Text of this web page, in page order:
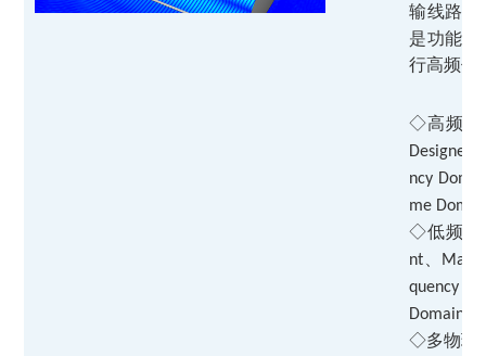
输线路
是功能最
行高频仿
◇高频：
Designer
ncy
me
◇低频：
nt
quency
Domain；
◇多物理